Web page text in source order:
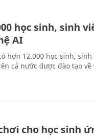
học sinh, sinh
AI
hơn 12.000 học sinh,
cả nước được đào tạo
cho học sinh